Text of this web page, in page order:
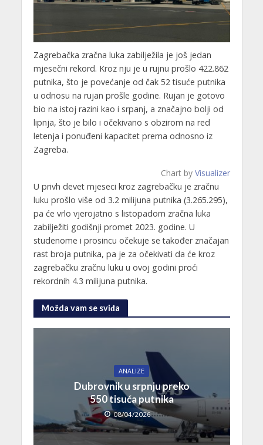
Zagrebačka zračna luka zabilježila je još jedan
mjesečni rekord. Kroz nju je u rujnu prošlo 422.862
putnika, što je povećanje od čak 52 tisuće putnika
u odnosu na rujan prošle godine. Rujan je gotovo
bio na istoj razini kao i srpanj, a značajno bolji od
lipnja, što je bilo i očekivano s obzirom na red
letenja i ponuđeni kapacitet prema odnosno iz
Zagreba.
Chart by Visualizer
U privh devet mjeseci kroz zagrebačku je zračnu
luku prošlo više od 3.2 milijuna putnika (3.265.295),
pa će vrlo vjerojatno s listopadom zračna luka
zabilježiti godišnji promet 2023. godine. U
studenome i prosincu očekuje se također značajan
rast broja putnika, pa je za očekivati da će kroz
zagrebačku zračnu luku u ovoj godini proći
rekordnih 4.3 milijuna putnika.
Možda vam se sviđa
ANALIZE
Dubrovnik u srpnju preko
550 tisuća putnika
08/04/2026